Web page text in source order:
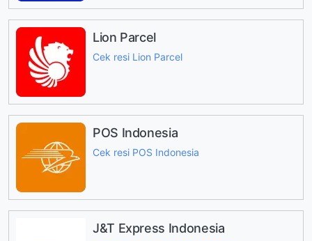
Lion Parcel
Cek resi Lion Parcel
POS Indonesia
Cek resi POS Indonesia
J&T Express Indonesia